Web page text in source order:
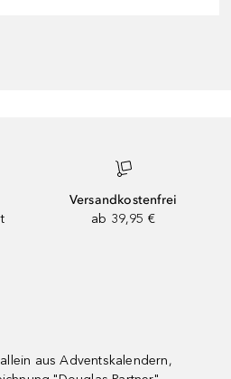
Versandkostenfrei
ab 39,95 €
aus Adventskalendern,